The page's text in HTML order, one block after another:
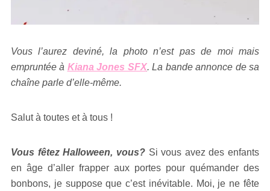
Vous l’aurez deviné, la photo n’est pas de moi mais
empruntée à Kiana Jones SFX. La bande annonce de sa
chaîne parle d’elle-même.
Salut à toutes et à tous !
Vous fêtez Halloween, vous? Si vous avez des enfants
en âge d’aller frapper aux portes pour quémander des
bonbons, je suppose que c’est inévitable. Moi, je ne fête